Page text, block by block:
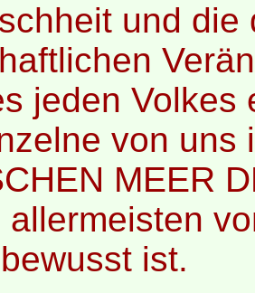
und
jeden Volkes
von uns
MEER
allermeisten
ist.